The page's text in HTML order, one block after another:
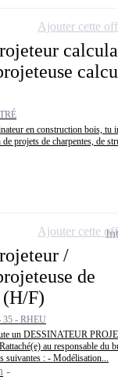
calcu
en construction bois, tu
projets de charpentes, de
Ajouter cette
/
de
(H/F)
35 - RHEU
un DESSINATEUR
au responsable du
suivantes : - Modélisation...
Ajouter cette